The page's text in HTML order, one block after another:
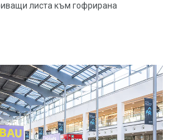
листа към гофрирана